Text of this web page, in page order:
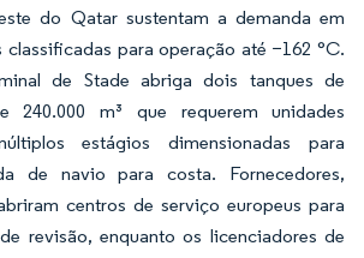
do Qatar sustentam a demanda em
para operação até −162 °C.
de Stade abriga dois tanques de
240.000 m³ que requerem unidades
estágios dimensionadas para
de navio para costa. Fornecedores,
centros de serviço europeus para
revisão, enquanto os licenciadores de